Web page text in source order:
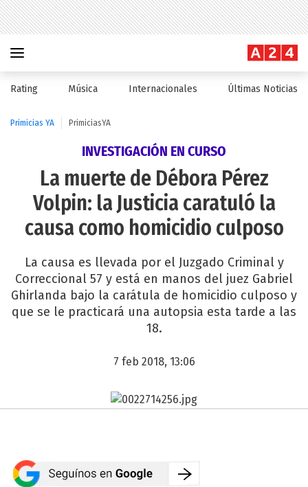
Rating Música Internacionales Últimas Noticias
Primicias YA PrimiciasYA
INVESTIGACIÓN EN CURSO
La muerte de Débora Pérez
Volpin: la Justicia caratuló la
causa como homicidio culposo
La causa es llevada por el Juzgado Criminal y
Correccional 57 y está en manos del juez Gabriel
Ghirlanda bajo la carátula de homicidio culposo y
que se le practicará una autopsia esta tarde a las
18.
7 feb 2018, 13:06